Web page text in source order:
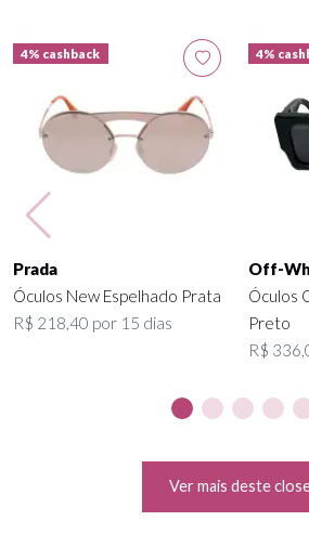
4% cashback
Prada
Óculos New Espelhado Prata
R$ 218,40 por 15 dias
4%
Off-
Óculos
Preto
R$
Ver mais deste